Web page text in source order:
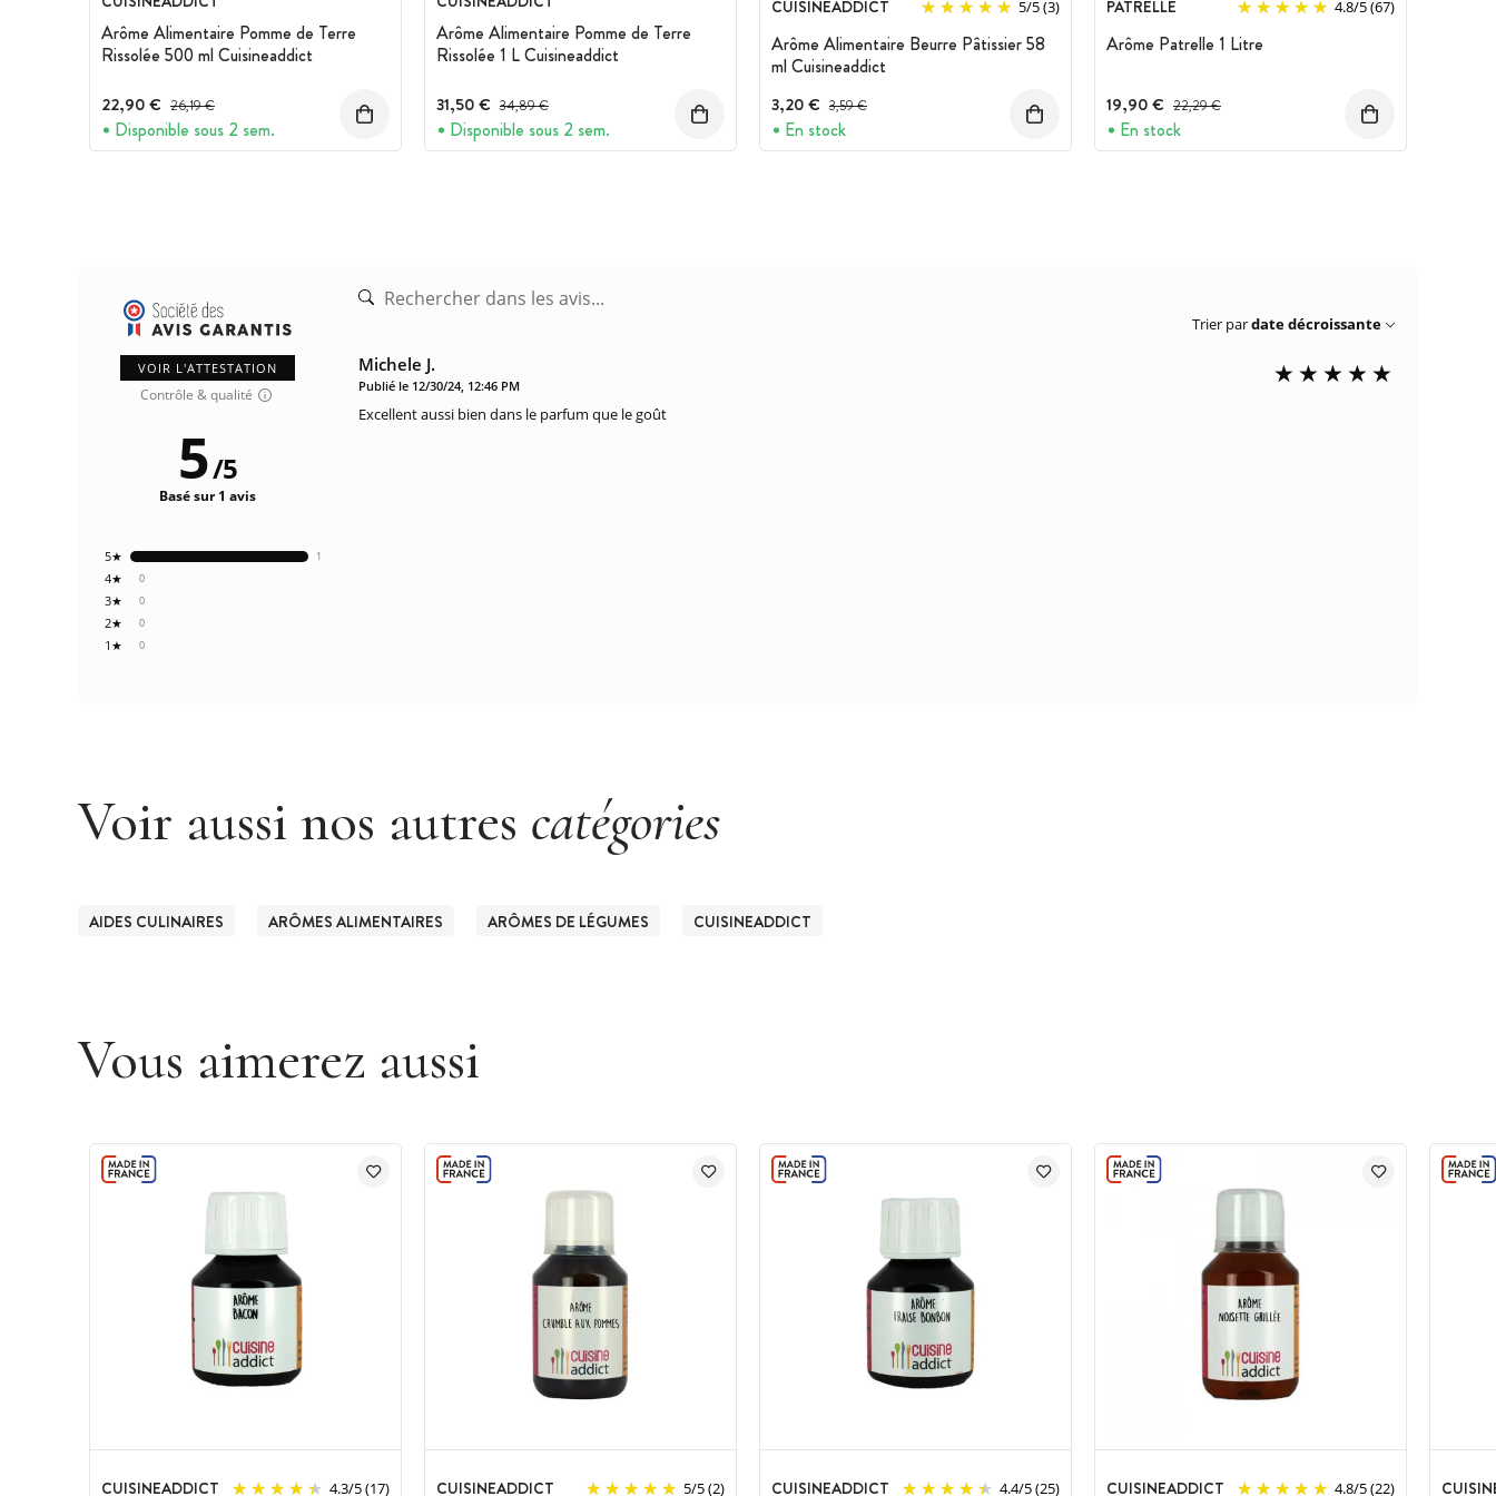
Arôme Alimentaire Pomme de Terre
Rissolée 500 ml Cuisineaddict
22,90 € Prix avant réduction :
26,19 €
Disponible sous 2 sem.
Arôme Alimentaire Pomme de Terre
Rissolée 1 L Cuisineaddict
31,50 € Prix avant réduction :
34,89 €
Disponible sous 2 sem.
CUISINEADDICT 5/5(3)
Arôme Alimentaire Beurre Pâtissier 58
ml Cuisineaddict
3,20 € Prix avant réduction :
3,59 €
En stock
PATRELLE 4.8/5(67)
Arôme Patrelle 1 Litre
19,90 € Prix avant réduction :
22,29 €
En stock
VOIR L'ATTESTATION
Contrôle & qualité
0
1★
0
2★
0
3★
0
4★
1
5★
5/5
Basé sur 1 avis
Trier pardate décroissante
Michele J.
Publié le 12/30/24, 12:46 PM
Excellent aussi bien dans le parfum que le goût
Voir aussi nos autres catégories
AIDES CULINAIRES ARÔMES ALIMENTAIRES ARÔMES DE LÉGUMES CUISINEADDICT
Vous aimerez aussi
CUISINEADDICT 4.3/5(17) CUISINEADDICT 5/5(2) CUISINEADDICT 4.4/5(25) CUISINEADDICT 4.8/5(22)